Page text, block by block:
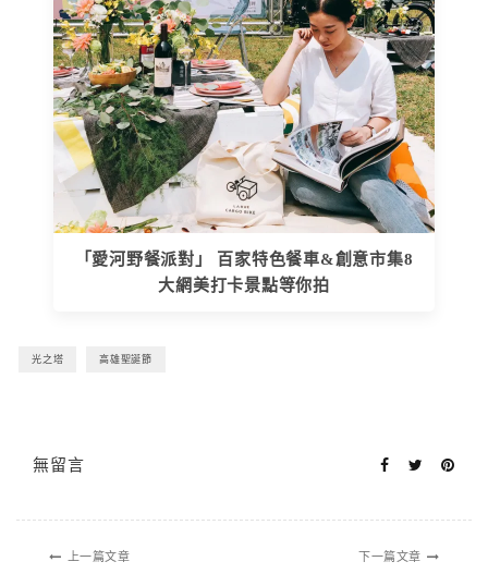
「愛河野餐派對」 百家特色餐車&創意市集8
大網美打卡景點等你拍
光之塔 高雄聖誕節
無留言
上一篇文章 下一篇文章